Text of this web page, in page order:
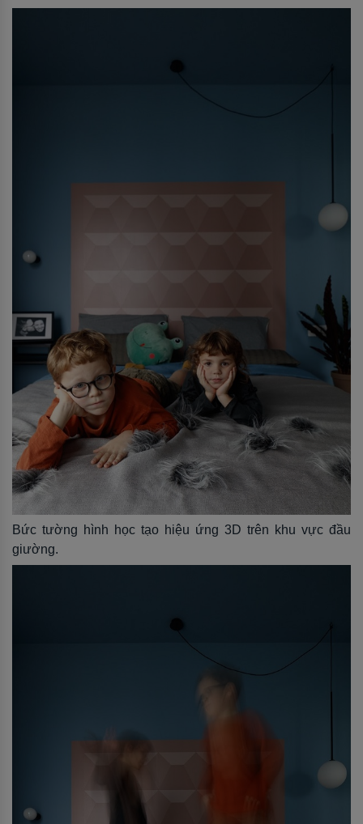
Bức tường hình học tạo hiệu ứng 3D trên khu vực đầu
giường.